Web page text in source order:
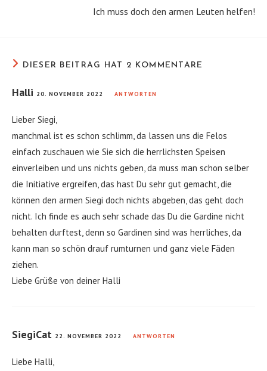
Ich muss doch den armen Leuten helfen!
DIESER BEITRAG HAT 2 KOMMENTARE
Halli 20. NOVEMBER 2022 ANTWORTEN
Lieber Siegi,
manchmal ist es schon schlimm, da lassen uns die Felos
einfach zuschauen wie Sie sich die herrlichsten Speisen
einverleiben und uns nichts geben, da muss man schon selber
die Initiative ergreifen, das hast Du sehr gut gemacht, die
können den armen Siegi doch nichts abgeben, das geht doch
nicht. Ich finde es auch sehr schade das Du die Gardine nicht
behalten durftest, denn so Gardinen sind was herrliches, da
kann man so schön drauf rumturnen und ganz viele Fäden
ziehen.
Liebe Grüße von deiner Halli
SiegiCat 22. NOVEMBER 2022 ANTWORTEN
Liebe Halli,